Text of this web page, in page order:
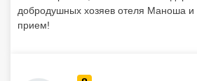
Stalis Bay — отличный
до пляжа добираться очень удобно,